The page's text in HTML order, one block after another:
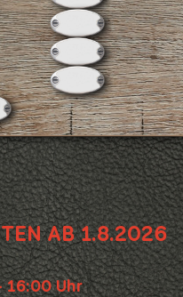
AB 1.8.2026
16:00 Uhr